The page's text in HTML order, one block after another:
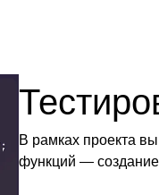
В рамках проекта
функций —